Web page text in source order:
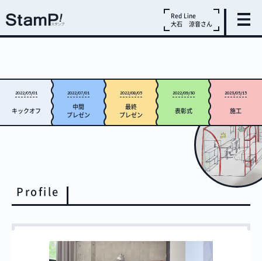
Red Line
大石 涼音さん
2022/05/01
キックオフ
2022/07/01
中間
プレゼン
2022/08/05
最終
プレゼン
2022/09/30
表彰式
2023/05/15
施工
Profile